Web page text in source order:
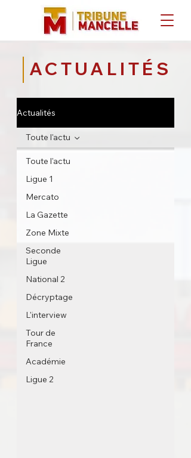
ACTUALITÉS
Actualités
Toute l'actu
Ligue 1
Mercato
La Gazette
Zone Mixte
Seconde
Ligue
National 2
Décryptage
L'interview
Tour de
France
Académie
Ligue 2
Toute l'actu